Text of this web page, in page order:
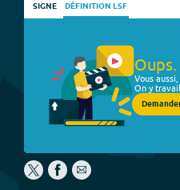
SIGNE DÉFINITION LSF
Oups.
Vous
On y